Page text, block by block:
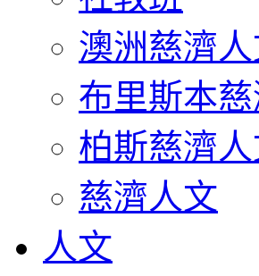
澳洲慈濟
布里斯本
柏斯慈濟
慈濟人文
人文